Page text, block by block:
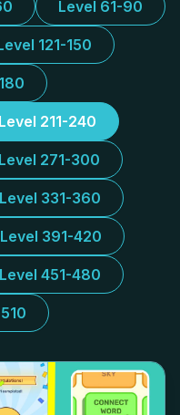
Level 61-90
121-150
Level 211-240
Level 271-300
Level 331-360
Level 391-420
Level 451-480